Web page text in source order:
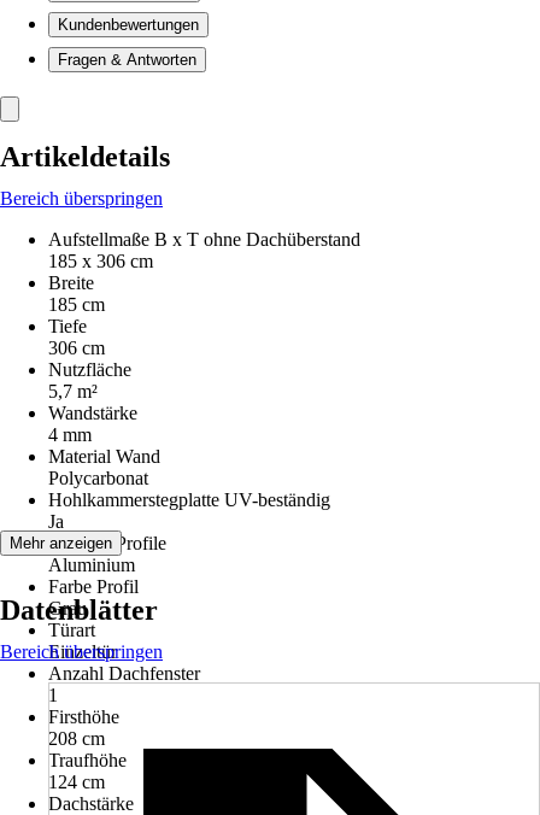
Kundenbewertungen
Fragen & Antworten
Artikeldetails
Bereich überspringen
Aufstellmaße B x T ohne Dachüberstand
185 x 306 cm
Breite
185 cm
Tiefe
306 cm
Nutzfläche
5,7 m²
Wandstärke
4 mm
Material Wand
Polycarbonat
Hohlkammerstegplatte UV-beständig
Ja
Material Profile
Aluminium
Farbe Profil
Grau
Türart
Einzeltür
Anzahl Dachfenster
1
Firsthöhe
208 cm
Traufhöhe
124 cm
Dachstärke
Mehr anzeigen
Datenblätter
Bereich überspringen